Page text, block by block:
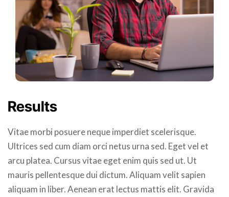
Results
Vitae morbi posuere neque imperdiet scelerisque.
Ultrices sed cum diam orci netus urna sed. Eget vel et
arcu platea. Cursus vitae eget enim quis sed ut. Ut
mauris pellentesque dui dictum. Aliquam velit sapien
aliquam in liber. Aenean erat lectus mattis elit. Gravida